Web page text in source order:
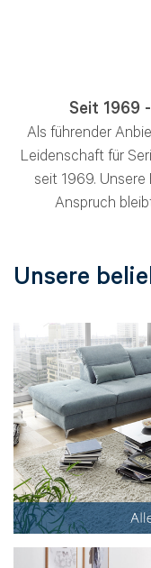
Seit 1969
Als führender
Leidenschaft für
seit 1969. Unsere
Anspruch
Unsere